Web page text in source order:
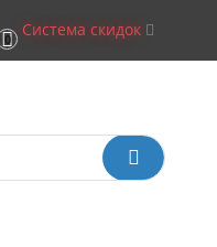
0 Система скидок